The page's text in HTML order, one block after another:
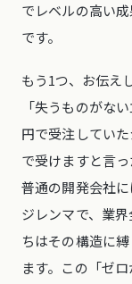
でレベルの高い
です。
もう1つ、お伝え
「失うものがな
円で受注してい
で受けますと言
普通の開発会社
ジレンマで、業
ちはその構造に
ます。この「ゼ